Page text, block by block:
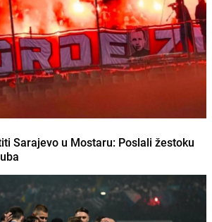
Sarajevo u Mostaru: Poslali žestoku